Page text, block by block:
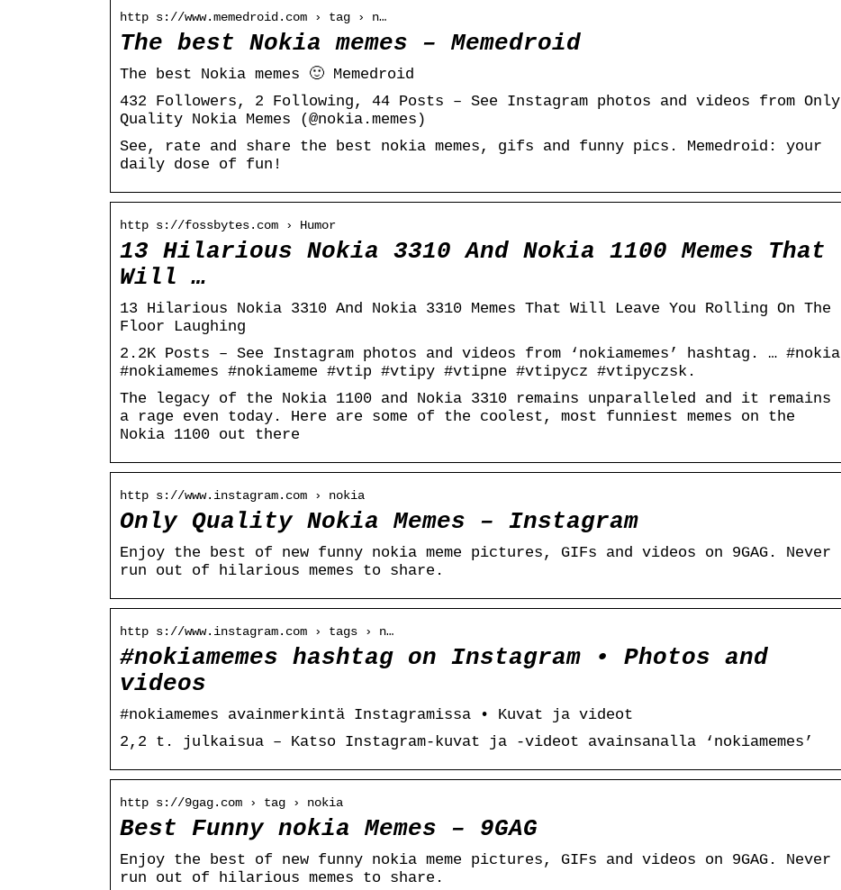
http s://www.memedroid.com › tag › n…
The best Nokia memes – Memedroid
The best Nokia memes 🙂 Memedroid
432 Followers, 2 Following, 44 Posts – See Instagram photos and videos from Only
Quality Nokia Memes (@nokia.memes)
See, rate and share the best nokia memes, gifs and funny pics. Memedroid: your
daily dose of fun!
http s://fossbytes.com › Humor
13 Hilarious Nokia 3310 And Nokia 1100 Memes That
Will …
13 Hilarious Nokia 3310 And Nokia 3310 Memes That Will Leave You Rolling On The
Floor Laughing
2.2K Posts – See Instagram photos and videos from ‘nokiamemes’ hashtag. … #nokia
#nokiamemes #nokiameme #vtip #vtipy #vtipne #vtipycz #vtipyczsk.
The legacy of the Nokia 1100 and Nokia 3310 remains unparalleled and it remains
a rage even today. Here are some of the coolest, most funniest memes on the
Nokia 1100 out there
http s://www.instagram.com › nokia
Only Quality Nokia Memes – Instagram
Enjoy the best of new funny nokia meme pictures, GIFs and videos on 9GAG. Never
run out of hilarious memes to share.
http s://www.instagram.com › tags › n…
#nokiamemes hashtag on Instagram • Photos and
videos
#nokiamemes avainmerkintä Instagramissa • Kuvat ja videot
2,2 t. julkaisua – Katso Instagram-kuvat ja -videot avainsanalla ‘nokiamemes’
http s://9gag.com › tag › nokia
Best Funny nokia Memes – 9GAG
Enjoy the best of new funny nokia meme pictures, GIFs and videos on 9GAG. Never
run out of hilarious memes to share.